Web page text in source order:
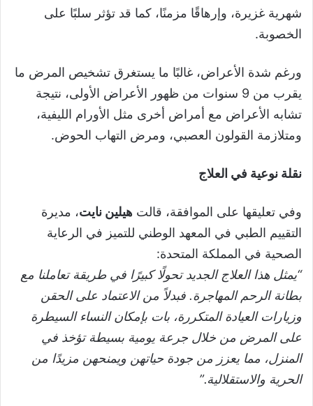
شهرية غزيرة، وإرهاقًا مزمنًا، كما قد تؤثر سلبًا على
الخصوبة.
ورغم شدة الأعراض، غالبًا ما يستغرق تشخيص المرض ما
يقرب من 9 سنوات من ظهور الأعراض الأولى، نتيجة
تشابه الأعراض مع أمراض أخرى مثل الأورام الليفية،
ومتلازمة القولون العصبي، ومرض التهاب الحوض.
نقلة نوعية في العلاج
وفي تعليقها على الموافقة، قالت هيلين نايت، مديرة
التقييم الطبي في المعهد الوطني للتميز في الرعاية
الصحية في المملكة المتحدة:
“يمثل هذا العلاج الجديد تحولًا كبيرًا في طريقة تعاملنا مع
بطانة الرحم المهاجرة. فبدلاً من الاعتماد على الحقن
وزيارات العيادة المتكررة، بات بإمكان النساء السيطرة
على المرض من خلال جرعة يومية بسيطة تؤخذ في
المنزل، مما يعزز من جودة حياتهن ويمنحهن مزيدًا من
الحرية والاستقلالية.”